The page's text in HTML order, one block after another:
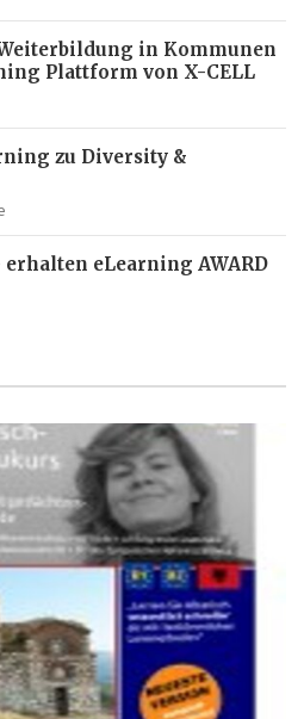
in Kommunen
Plattform von X-CELL
zu Diversity &
erhalten eLearning AWARD